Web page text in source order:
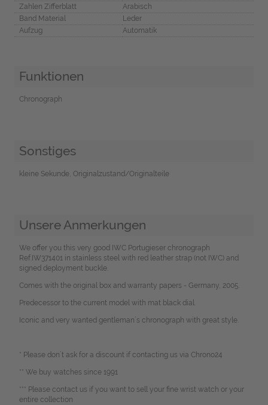
Zahlen Zifferblatt
Arabisch
Band Material
Leder
Aufzug
Automatik
Funktionen
Chronograph
Sonstiges
kleine Sekunde, Originalzustand/Originalteile
Unsere Anmerkungen
We offer you this very good IWC Portugieser chronograph
Ref.IW371401 in stainless steel with red leather strap (not IWC) and
signed deployment buckle.
Comes with the original box and warranty papers - Germany, 2005.
Predecessor to the current model with mat black dial.
Iconic and very wanted gentleman`s chronograph with great style.
* Please don`t ask for a discount if contacting us via Chrono24
** We buy watches since 1991
*** Please contact us if you want to sell your fine wrist watch or your
entire collection